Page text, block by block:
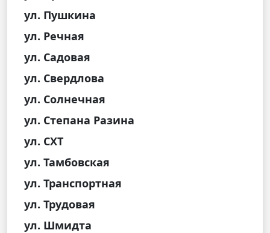
ул. Пушкина
ул. Речная
ул. Садовая
ул. Свердлова
ул. Солнечная
ул. Степана Разина
ул. СХТ
ул. Тамбовская
ул. Транспортная
ул. Трудовая
ул. Шмидта